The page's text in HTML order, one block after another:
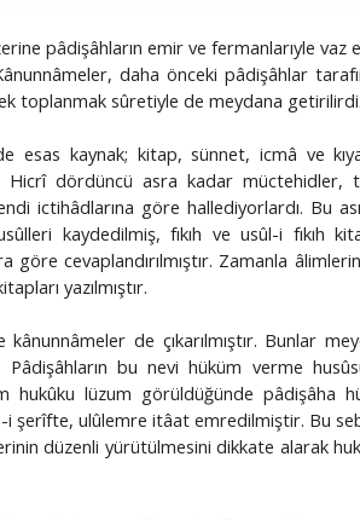
pâdişâhların emir ve fermanlarıyle vaz
daha önceki pâdişâhlar
toplanmak sûretiyle de meydana getirilirdi.
esas kaynak; kitap, sünnet, icmâ ve
Hicrî dördüncü asra kadar müctehidler,
ictihâdlarına göre hallediyorlardı. Bu
kaydedilmiş, fıkıh ve usûl-i fıkıh
cevaplandırılmıştır. Zamanla âlimlerin
yazılmıştır.
de çıkarılmıştır. Bunlar
bu nevi hüküm verme
hukûku lüzum görüldüğünde pâdişâha
i şerîfte, ulûlemre itâat emredilmiştir. Bu
düzenli yürütülmesini dikkate alarak